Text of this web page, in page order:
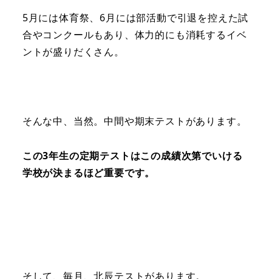
5月には体育祭、6月には部活動で引退を控えた試
合やコンクールもあり、体力的にも消耗するイベ
ントが盛りだくさん。
そんな中、当然。中間や期末テストがあります。
この3年生の定期テストはこの成績次第でいける
学校が決まるほど重要です。
そして、毎月、北辰テストがあります。